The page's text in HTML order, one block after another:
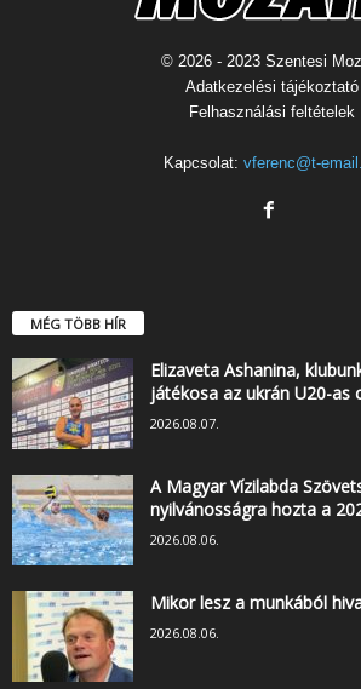
© 2026 - 2023 Szentesi
Adatkezelési tájékoztató
Felhasználási feltételek
Kapcsolat: vferenc@t-
MÉG TÖBB HÍR
Elizaveta Ashanina,
játékosa az ukrán U20-as
2026.08.07.
A Magyar Vízilabda
nyilvánosságra hozta a
2026.08.06.
Mikor lesz a munkából
2026.08.06.